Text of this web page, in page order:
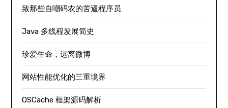
致那些自嘲码农的苦逼程序员
Java 多线程发展简史
珍爱生命，远离微博
网站性能优化的三重境界
OSCache 框架源码解析